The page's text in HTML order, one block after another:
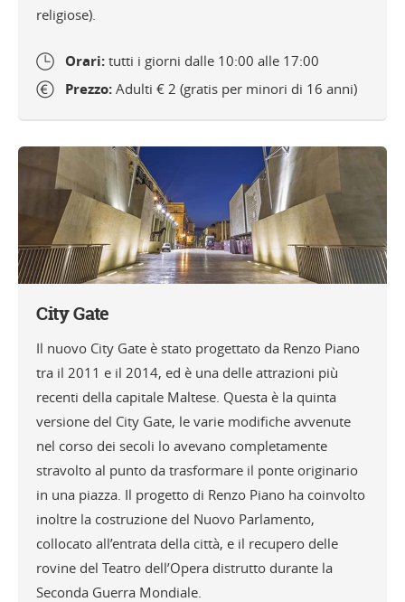
religiose).
Orari: tutti i giorni dalle 10:00 alle 17:00
Prezzo: Adulti € 2 (gratis per minori di 16 anni)
City Gate
Il nuovo City Gate è stato progettato da Renzo Piano
tra il 2011 e il 2014, ed è una delle attrazioni più
recenti della capitale Maltese. Questa è la quinta
versione del City Gate, le varie modifiche avvenute
nel corso dei secoli lo avevano completamente
stravolto al punto da trasformare il ponte originario
in una piazza. Il progetto di Renzo Piano ha coinvolto
inoltre la costruzione del Nuovo Parlamento,
collocato all’entrata della città, e il recupero delle
rovine del Teatro dell’Opera distrutto durante la
Seconda Guerra Mondiale.